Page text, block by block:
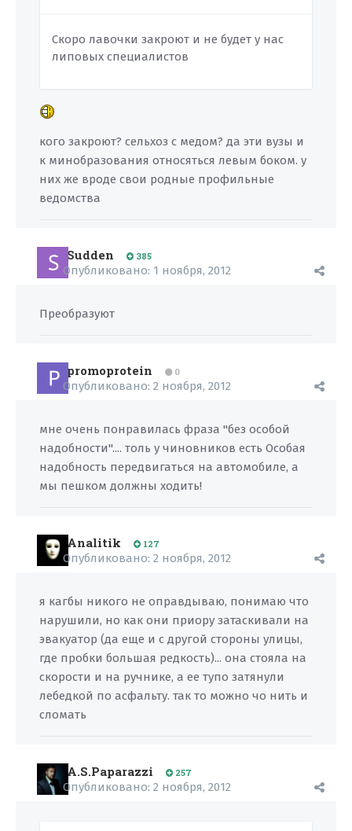
Скоро лавочки закроют и не будет у нас
липовых специалистов
кого закроют? сельхоз с медом? да эти вузы и
к минобразования относяться левым боком. у
них же вроде свои родные профильные
ведомства
Sudden 385
Опубликовано: 1 ноября, 2012
Преобразуют
promoprotein 0
Опубликовано: 2 ноября, 2012
мне очень понравилась фраза "без особой
надобности".... толь у чиновников есть Особая
надобность передвигаться на автомобиле, а
мы пешком должны ходить!
Analitik 127
Опубликовано: 2 ноября, 2012
я кагбы никого не оправдываю, понимаю что
нарушили, но как они приору затаскивали на
эвакуатор (да еще и с другой стороны улицы,
где пробки большая редкость)... она стояла на
скорости и на ручнике, а ее тупо затянули
лебедкой по асфальту. так то можно чо нить и
сломать
A.S.Paparazzi 257
Опубликовано: 2 ноября, 2012